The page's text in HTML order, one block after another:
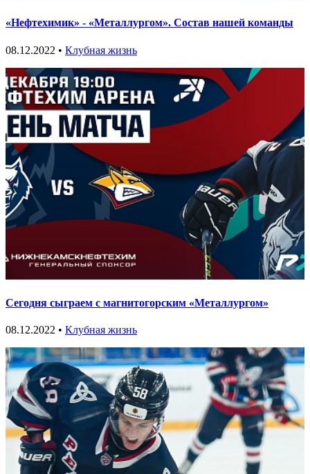
«Нефтехимик» - «Металлургом». Состав нашей команды
08.12.2022 • Клубная жизнь
Сегодня сыграем с магнитогорским «Металлургом»
08.12.2022 • Клубная жизнь